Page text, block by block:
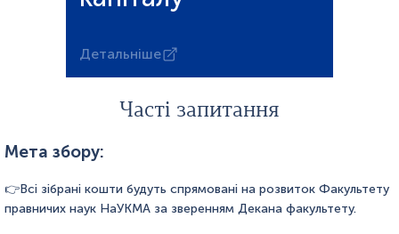
Детальніше
Часті запитання
Мета збору:
Всі зібрані кошти будуть спрямовані на розвиток Факультету
правничих наук НаУКМА за зверенням Декана факультету.